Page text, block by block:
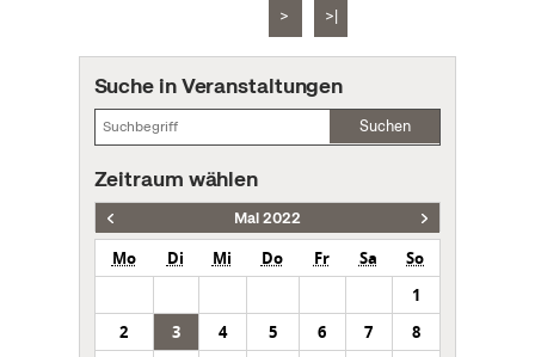
> >|
Suche in Veranstaltungen
Suchen
Zeitraum wählen
Mai 2022
Mo Di Mi Do Fr Sa
So
1
2
3 4 5 6 7
8